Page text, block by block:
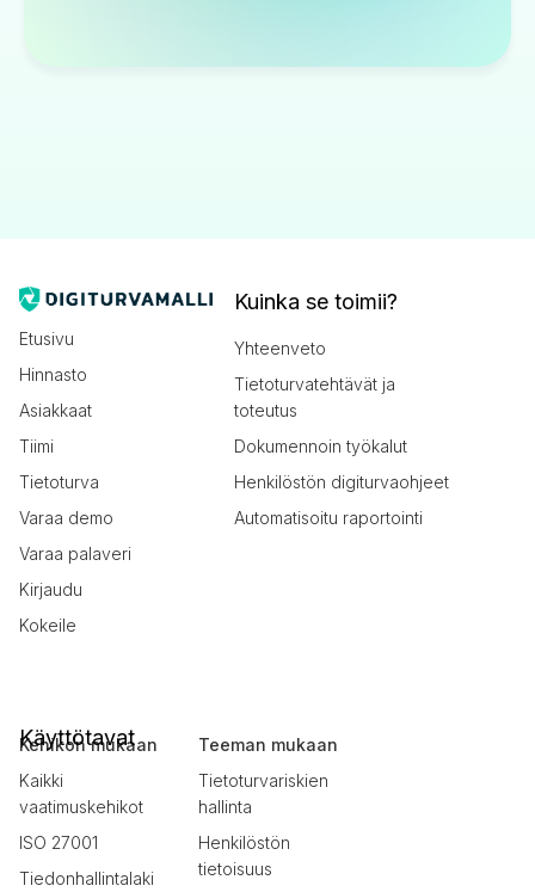
Etusivu
Hinnasto
Asiakkaat
Tiimi
Tietoturva
Varaa demo
Varaa palaveri
Kirjaudu
Kokeile
Kuinka se toimii?
Yhteenveto
Tietoturvatehtävät ja
toteutus
Dokumennoin työkalut
Henkilöstön digiturvaohjeet
Automatisoitu raportointi
Käyttötavat
Kehikon mukaan
Kaikki
vaatimuskehikot
ISO 27001
Tiedonhallintalaki
Teeman mukaan
Tietoturvariskien
hallinta
Henkilöstön
tietoisuus